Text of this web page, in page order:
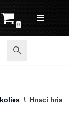
0
\ Hnací